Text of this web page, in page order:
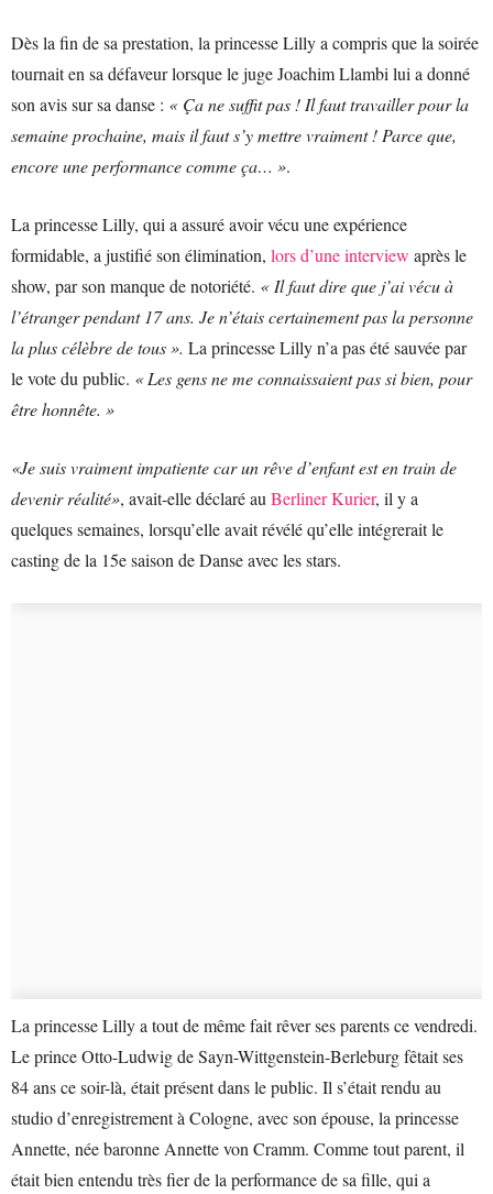
Dès la fin de sa prestation, la princesse Lilly a compris que la soirée
tournait en sa défaveur lorsque le juge Joachim Llambi lui a donné
son avis sur sa danse : « Ça ne suffit pas ! Il faut travailler pour la
semaine prochaine, mais il faut s’y mettre vraiment ! Parce que,
encore une performance comme ça… ».
La princesse Lilly, qui a assuré avoir vécu une expérience
formidable, a justifié son élimination, lors d’une interview après le
show, par son manque de notoriété. « Il faut dire que j’ai vécu à
l’étranger pendant 17 ans. Je n’étais certainement pas la personne
la plus célèbre de tous ». La princesse Lilly n’a pas été sauvée par
le vote du public. « Les gens ne me connaissaient pas si bien, pour
être honnête. »
«Je suis vraiment impatiente car un rêve d’enfant est en train de
devenir réalité», avait-elle déclaré auBerliner Kurier, il y a
quelques semaines, lorsqu’elle avait révélé qu’elle intégrerait le
casting de la 15e saison de Danse avec les stars.
La princesse Lilly a tout de même fait rêver ses parents ce vendredi.
Le prince Otto-Ludwig de Sayn-Wittgenstein-Berleburg fêtait ses
84 ans ce soir-là, était présent dans le public. Il s’était rendu au
studio d’enregistrement à Cologne, avec son épouse, la princesse
Annette, née baronne Annette von Cramm. Comme tout parent, il
était bien entendu très fier de la performance de sa fille, qui a